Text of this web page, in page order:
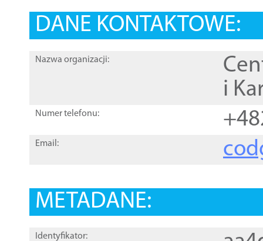
DANE KONTAKTOWE:
Nazwa organizacji:
i
Numer telefonu:
Email:
METADANE:
Identyfikator: